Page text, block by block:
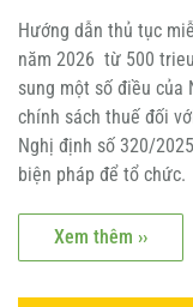
Hướng dẫn thủ tục
năm 2026 từ 500
sung một số điều của
chính sách thuế đối
Nghị định số 320/
biện pháp để tổ chức.
Xem thêm ››